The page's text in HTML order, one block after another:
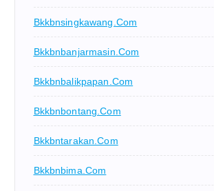
Bkkbnsingkawang.com
Bkkbnbanjarmasin.com
Bkkbnbalikpapan.com
Bkkbnbontang.com
Bkkbntarakan.com
Bkkbnbima.com